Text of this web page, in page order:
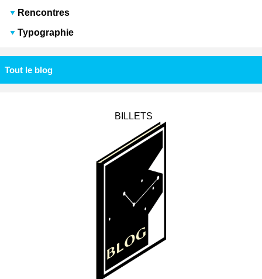
Rencontres
Typographie
Tout le blog
BILLETS